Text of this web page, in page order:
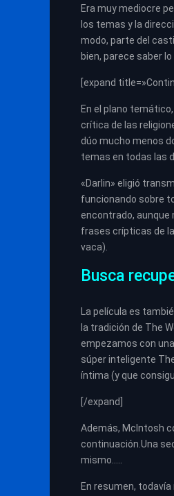
Era muy mediocre
los temas y la
modo, parte del
bien, parece saber
[expand
En el plano
crítica de las
dúo mucho menos
temas en todas las
«Darlin» eligió
funcionando sobre
encontrado, aunque
frases crípticas de
vaca).
Busca
La película es
la tradición de The
empezamos con
súper inteligente
íntima (y que
[/expand]
Además, McIntosh
continuación.Una
mismo…..
En resumen,